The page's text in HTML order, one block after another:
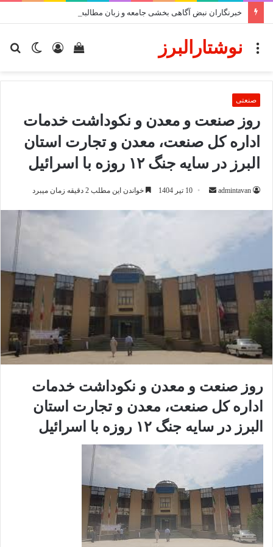
خبرنگاران نبض آگاهی بخشی جامعه و زبان مطالبه‌گر مردم هستند
تغییر
ورود
دیدن
خرید
نوشتارالبرزمنو
صنعتی
روز صنعت و معدن و نکوداشت خدمات
اداره کل صنعت، معدن و تجارت استان
البرز در سایه جنگ ۱۲ روزه با اسرائیل
admintavan
ارسال10 تیر 1404 خواندن این مطلب 2 دقیقه زمان میبرد
روز صنعت و معدن و نکوداشت خدمات
اداره کل صنعت، معدن و تجارت استان
البرز در سایه جنگ ۱۲ روزه با اسرائیل